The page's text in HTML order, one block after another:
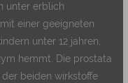
unter erblich
einer geeigneten
unter 12 jahren,
hemmt. Die prostata
beiden wirkstoffe